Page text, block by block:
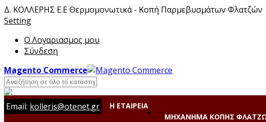
Δ. ΚΟΛΛΕΡΗΣ Ε.Ε Θερμομονωτικά - Κοπή Παρμεβυσμάτων Φλατζών
Setting
Ο Λογαριασμος μου
Σύνδεση
Magento Commerce
Email: kolleris@otenet.gr
Η ΕΤΑΙΡΕΙΑ
ΜΗΧΑΝΗΜΑ ΚΟΠΗΣ